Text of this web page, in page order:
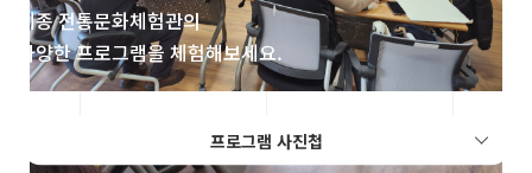
세종 전통문화체험관의
다양한 프로그램을 체험해보세요.
프로그램 사진첩